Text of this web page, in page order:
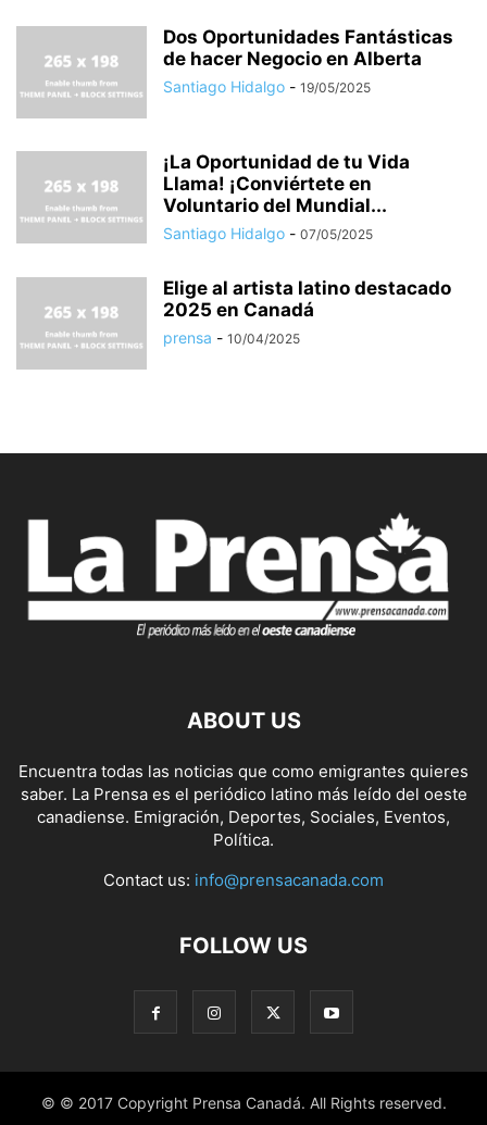
Dos Oportunidades Fantásticas
de hacer Negocio en Alberta
Santiago Hidalgo - 19/05/2025
¡La Oportunidad de tu Vida
Llama! ¡Conviértete en
Voluntario del Mundial...
Santiago Hidalgo - 07/05/2025
Elige al artista latino destacado
2025 en Canadá
prensa - 10/04/2025
ABOUT US
Encuentra todas las noticias que como emigrantes quieres
saber. La Prensa es el periódico latino más leído del oeste
canadiense. Emigración, Deportes, Sociales, Eventos,
Política.
Contact us: info@prensacanada.com
FOLLOW US
© © 2017 Copyright Prensa Canadá. All Rights reserved.